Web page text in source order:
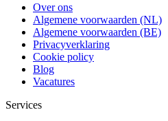
Over ons
Algemene voorwaarden (NL)
Algemene voorwaarden (BE)
Privacyverklaring
Cookie policy
Blog
Vacatures
Services